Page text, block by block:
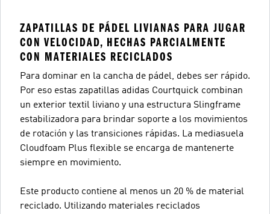
ZAPATILLAS DE PÁDEL LIVIANAS PARA JUGAR
CON VELOCIDAD, HECHAS PARCIALMENTE
CON MATERIALES RECICLADOS
Para dominar en la cancha de pádel, debes ser rápido.
Por eso estas zapatillas adidas Courtquick combinan
un exterior textil liviano y una estructura Slingframe
estabilizadora para brindar soporte a los movimientos
de rotación y las transiciones rápidas. La mediasuela
Cloudfoam Plus flexible se encarga de mantenerte
siempre en movimiento.
Este producto contiene al menos un 20 % de material
reciclado. Utilizando materiales reciclados